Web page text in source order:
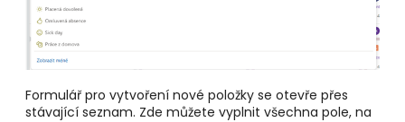
Formulář pro vytvoření nové položky se otevře přes
stávající seznam. Zde můžete vyplnit všechna pole, na